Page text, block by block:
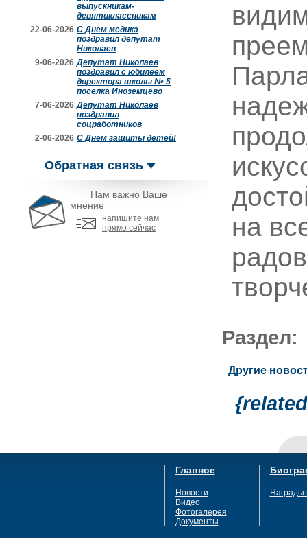
выпускникам-
девятиклассникам
22-06-2026 С Днем медика
поздравил депутат
Николаев
9-06-2026 Депутат Николаев
поздравил с юбилеем
директора школы № 5
поселка Иноземцево
7-06-2026 Депутат Николаев
поздравил
соцработников
2-06-2026 С Днем защиты детей!
Обратная связь
Нам важно Ваше
мнение
напишите нам
прямо сейчас
на
Другие
Главное
Новости
Видео
Фотогалерея
Документы
Награды